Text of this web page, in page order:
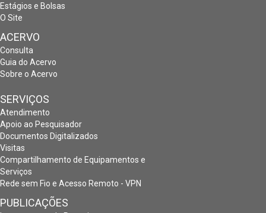
Estágios e Bolsas
O Site
ACERVO
Consulta
Guia do Acervo
Sobre o Acervo
SERVIÇOS
Atendimento
Apoio ao Pesquisador
Documentos Digitalizados
Visitas
Compartilhamento de Equipamentos e
Serviços
Rede sem Fio e Acesso Remoto - VPN
PUBLICAÇÕES